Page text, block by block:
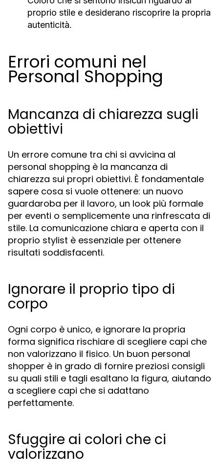
proprio stile e desiderano riscoprire la propria
autenticità.
Errori comuni nel
Personal Shopping
Mancanza di chiarezza sugli
obiettivi
Un errore comune tra chi si avvicina al
personal shopping è la mancanza di
chiarezza sui propri obiettivi. È fondamentale
sapere cosa si vuole ottenere: un nuovo
guardaroba per il lavoro, un look più formale
per eventi o semplicemente una rinfrescata di
stile. La comunicazione chiara e aperta con il
proprio stylist è essenziale per ottenere
risultati soddisfacenti.
Ignorare il proprio tipo di
corpo
Ogni corpo è unico, e ignorare la propria
forma significa rischiare di scegliere capi che
non valorizzano il fisico. Un buon personal
shopper è in grado di fornire preziosi consigli
su quali stili e tagli esaltano la figura, aiutando
a scegliere capi che si adattano
perfettamente.
Sfuggire ai colori che ci
valorizzano